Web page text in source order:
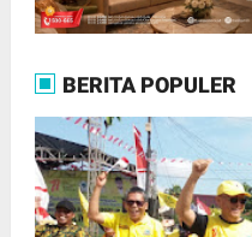
BERITA POPULER